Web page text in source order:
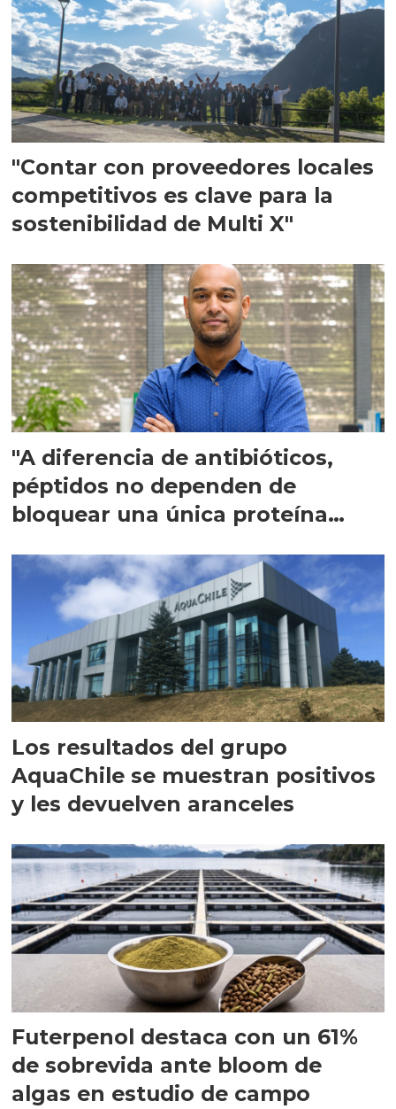
"Contar con proveedores locales
competitivos es clave para la
sostenibilidad de Multi X"
"A diferencia de antibióticos,
péptidos no dependen de
bloquear una única proteína
Los resultados del grupo
AquaChile se muestran positivos
y les devuelven aranceles
Futerpenol destaca con un 61%
de sobrevida ante bloom de
algas en estudio de campo